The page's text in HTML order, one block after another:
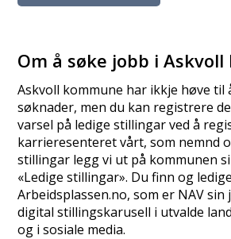
Om å søke jobb i
Askvoll kommune har ikkje høve til
søknader, men du kan registrere
varsel på ledige stillingar ved å
karrieresenteret vårt, som nemnd
stillingar legg vi ut på kommunen
«Ledige stillingar». Du finn og
Arbeidsplassen.no, som er NAV
digital stillingskarusell i utvalde
og i sosiale media.